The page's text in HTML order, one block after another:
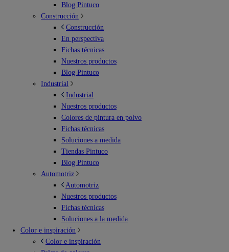
Blog Pintuco
Construcción
Construcción
En perspectiva
Fichas técnicas
Nuestros productos
Blog Pintuco
Industrial
Industrial
Nuestros productos
Colores de pintura en polvo
Fichas técnicas
Soluciones a medida
Tiendas Pintuco
Blog Pintuco
Automotriz
Automotriz
Nuestros productos
Fichas técnicas
Soluciones a la medida
Color e inspiración
Color e inspiración